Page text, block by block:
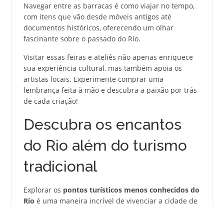
Navegar entre as barracas é como viajar no tempo,
com itens que vão desde móveis antigos até
documentos históricos, oferecendo um olhar
fascinante sobre o passado do Rio.
Visitar essas feiras e ateliês não apenas enriquece
sua experiência cultural, mas também apoia os
artistas locais. Experimente comprar uma
lembrança feita à mão e descubra a paixão por trás
de cada criação!
Descubra os encantos
do Rio além do turismo
tradicional
Explorar os pontos turísticos menos conhecidos do
Rio é uma maneira incrível de vivenciar a cidade de